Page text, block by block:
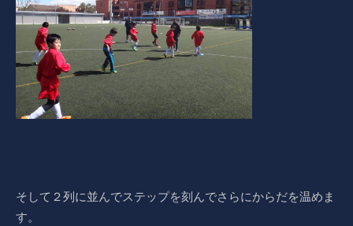
そして２列に並んでステップを刻んでさらにからだを温めま
す。